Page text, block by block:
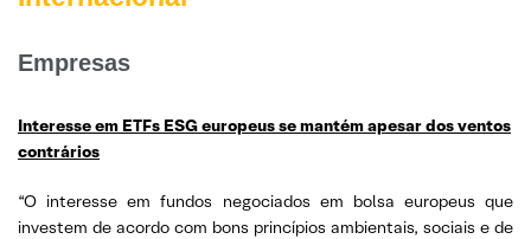
Empresas
Interesse em ETFs ESG europeus se mantém apesar dos ventos
contrários
“O interesse em fundos negociados em bolsa europeus que
investem de acordo com bons princípios ambientais, sociais e de